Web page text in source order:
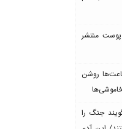
منتشر
روشن
جنگ را